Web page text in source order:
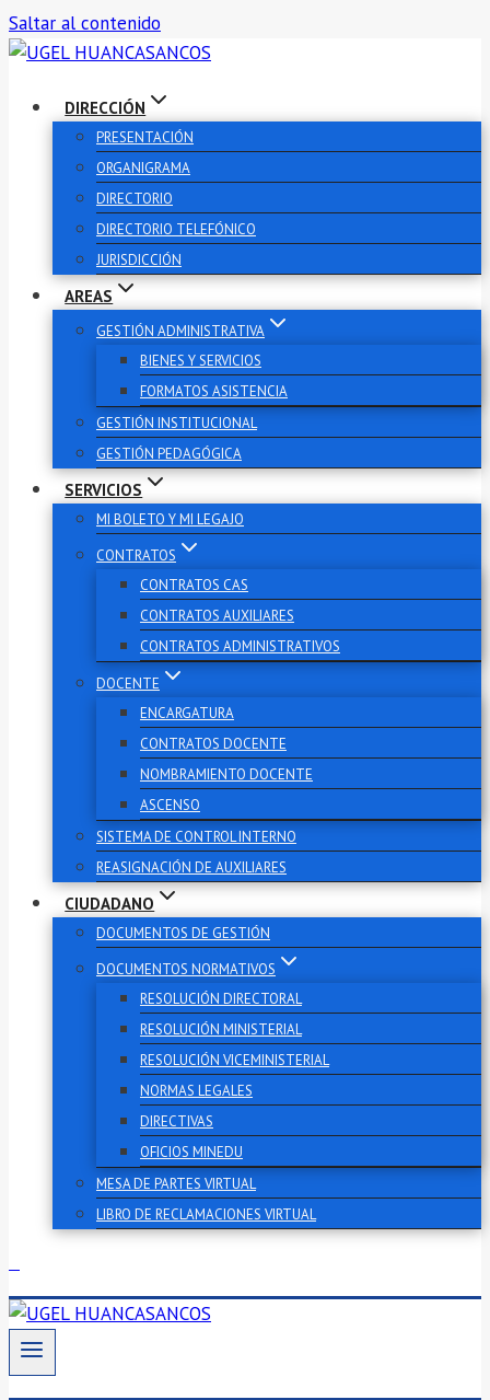
Saltar al contenido
DIRECCIÓN
PRESENTACIÓN
ORGANIGRAMA
DIRECTORIO
DIRECTORIO TELEFÓNICO
JURISDICCIÓN
AREAS
GESTIÓN ADMINISTRATIVA
BIENES Y SERVICIOS
FORMATOS ASISTENCIA
GESTIÓN INSTITUCIONAL
GESTIÓN PEDAGÓGICA
SERVICIOS
MI BOLETO Y MI LEGAJO
CONTRATOS
CONTRATOS CAS
CONTRATOS AUXILIARES
CONTRATOS ADMINISTRATIVOS
DOCENTE
ENCARGATURA
CONTRATOS DOCENTE
NOMBRAMIENTO DOCENTE
ASCENSO
SISTEMA DE CONTROL INTERNO
REASIGNACIÓN DE AUXILIARES
CIUDADANO
DOCUMENTOS DE GESTIÓN
DOCUMENTOS NORMATIVOS
RESOLUCIÓN DIRECTORAL
RESOLUCIÓN MINISTERIAL
RESOLUCIÓN VICEMINISTERIAL
NORMAS LEGALES
DIRECTIVAS
OFICIOS MINEDU
MESA DE PARTES VIRTUAL
LIBRO DE RECLAMACIONES VIRTUAL